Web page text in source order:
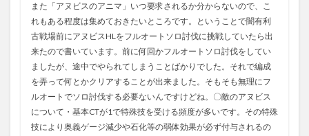
また「アヌビスのアニマ」いつ要求されるか分からないので、こ
れもある程度は集めておきたいところです。ということで闇有利
古戦場前にアヌビスHLをフルオートソロ討伐に挑戦していたら出
来たので書いています。前に何回かフルオートソロ討伐をしてい
ましたが、途中でやられてしまうことばかりでした。それで編成
を弄って何とかクリアすることが出来ました。そもそも無理にフ
ルオートでソロ討伐する必要ないんですけどね。〇敵のアヌビス
について・基本CTが1で特殊技を受ける頻度が多いです。その特殊
技により奥義ゲージ減少や石化等の弱体効果が必ず付与されるの